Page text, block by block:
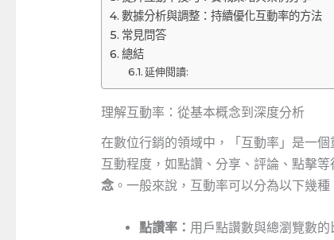
數據分析與調整：持續優化互動率的方法
常見問答
總結
延伸閱讀:
理解互動率：從基本概念到深度分析
在數位行銷的領域中，「互動率」是一
互動程度，如點讚、分享、評論、點擊
念。一般來說，互動率可以分為以下幾種
點讚率： 用戶點讚數與總瀏覽數的